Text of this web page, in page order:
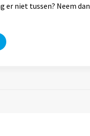
er niet tussen? Neem